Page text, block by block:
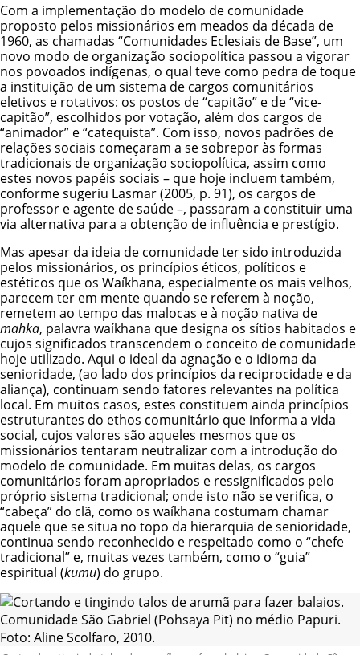
Com a implementação do modelo de comunidade
proposto pelos missionários em meados da década de
1960, as chamadas “Comunidades Eclesiais de Base”, um
novo modo de organização sociopolítica passou a vigorar
nos povoados indígenas, o qual teve como pedra de toque
a instituição de um sistema de cargos comunitários
eletivos e rotativos: os postos de “capitão” e de “vice-
capitão”, escolhidos por votação, além dos cargos de
“animador” e “catequista”. Com isso, novos padrões de
relações sociais começaram a se sobrepor às formas
tradicionais de organização sociopolítica, assim como
estes novos papéis sociais – que hoje incluem também,
conforme sugeriu Lasmar (2005, p. 91), os cargos de
professor e agente de saúde –, passaram a constituir uma
via alternativa para a obtenção de influência e prestígio.
Mas apesar da ideia de comunidade ter sido introduzida
pelos missionários, os princípios éticos, políticos e
estéticos que os Waíkhana, especialmente os mais velhos,
parecem ter em mente quando se referem à noção,
remetem ao tempo das malocas e à noção nativa de
mahka, palavra waíkhana que designa os sítios habitados e
cujos significados transcendem o conceito de comunidade
hoje utilizado. Aqui o ideal da agnação e o idioma da
senioridade, (ao lado dos princípios da reciprocidade e da
aliança), continuam sendo fatores relevantes na política
local. Em muitos casos, estes constituem ainda princípios
estruturantes do ethos comunitário que informa a vida
social, cujos valores são aqueles mesmos que os
missionários tentaram neutralizar com a introdução do
modelo de comunidade. Em muitas delas, os cargos
comunitários foram apropriados e ressignificados pelo
próprio sistema tradicional; onde isto não se verifica, o
“cabeça” do clã, como os waíkhana costumam chamar
aquele que se situa no topo da hierarquia de senioridade,
continua sendo reconhecido e respeitado como o “chefe
tradicional” e, muitas vezes também, como o “guia”
espiritual (kumu) do grupo.